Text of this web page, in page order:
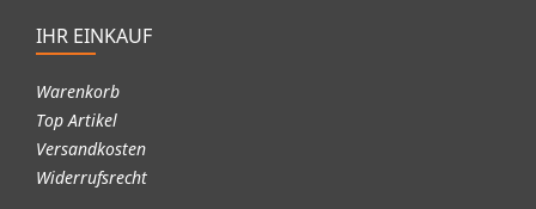
IHR EINKAUF
Warenkorb
Top Artikel
Versandkosten
Widerrufsrecht